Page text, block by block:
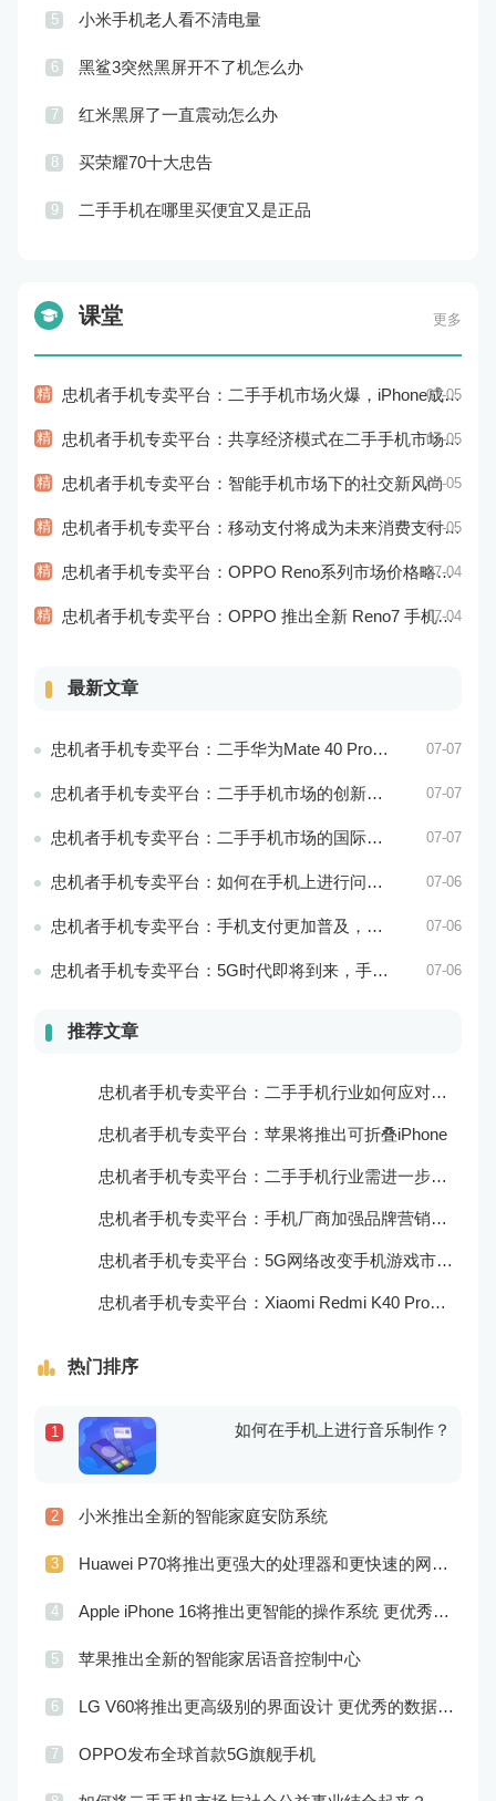
5 小米手机老人看不清电量
6 黑鲨3突然黑屏开不了机怎么办
7 红米黑屏了一直震动怎么办
8 买荣耀70十大忠告
9 二手手机在哪里买便宜又是正品
课堂 更多
精 忠机者手机专卖平台：二手手机市场火爆，iPhone成为最受欢迎的品牌07-05
精 忠机者手机专卖平台：共享经济模式在二手手机市场的应用和探索07-05
精 忠机者手机专卖平台：智能手机市场下的社交新风尚07-05
精 忠机者手机专卖平台：移动支付将成为未来消费支付的主流方式07-05
精 忠机者手机专卖平台：OPPO Reno系列市场价格略有回升07-04
精 忠机者手机专卖平台：OPPO 推出全新 Reno7 手机，搭载高端配置07-04
最新文章
忠机者手机专卖平台：二手华为Mate 40 Pro市场价格持续波动 07-07
忠机者手机专卖平台：二手手机市场的创新发展和科技引领 07-07
忠机者手机专卖平台：二手手机市场的国际化发展和拓展海外市场 07-07
忠机者手机专卖平台：如何在手机上进行问卷调查？ 07-06
忠机者手机专卖平台：手机支付更加普及，移动支付将成为主流 07-06
忠机者手机专卖平台：5G时代即将到来，手机市场面临新机遇与挑战 07-06
推荐文章
忠机者手机专卖平台：二手手机行业如何应对新消费升级的趋势
忠机者手机专卖平台：苹果将推出可折叠iPhone
忠机者手机专卖平台：二手手机行业需进一步扩大市场份额
忠机者手机专卖平台：手机厂商加强品牌营销和用户服务
忠机者手机专卖平台：5G网络改变手机游戏市场格局
忠机者手机专卖平台：Xiaomi Redmi K40 Pro发布，搭载顶级的处理器和优秀的摄像头
热门排序
1 如何在手机上进行音乐制作？
2 小米推出全新的智能家庭安防系统
3 Huawei P70将推出更强大的处理器和更快速的网络连接
4 Apple iPhone 16将推出更智能的操作系统 更优秀的音频效果
5 苹果推出全新的智能家居语音控制中心
6 LG V60将推出更高级别的界面设计 更优秀的数据隐私保护
7 OPPO发布全球首款5G旗舰手机